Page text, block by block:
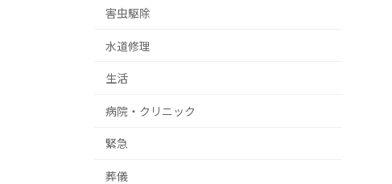
害虫駆除
水道修理
生活
病院・クリニック
緊急
葬儀